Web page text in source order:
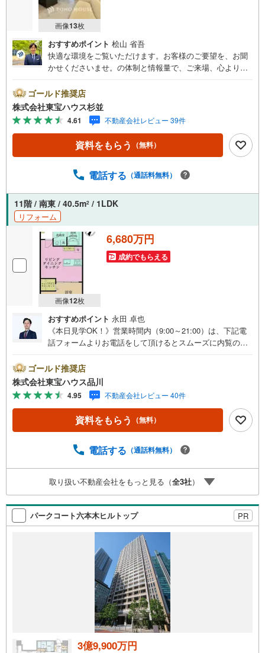
画像13枚
おすすめポイント 桧山 省吾
快適な環境をご覧いただけます。お客様のご要望を、お聞
かせくださいませ。の体制と情報量で、ご来場、心よりお
「未来カレンダー」のご提案。・ 未来に起こるであろうご
自宅リフォームをオンライン上でご提案「ミラカレクラ
ブ」。・ 不動産売却時、ご自宅を綺麗にかつ瀟洒にさせる
CG加工ホームステイジングサービス。・ 購入者様へ、税
理士による確定申告の無料セミナーをご招待いたします。
◆ご予約に際して◆日時のご希望をお伝えください。（も
（居住中物件）の手配が必要な場合がございますのでご容
案内が可能となりますのでお手数ですがご一報ください。
◆物件のご案内は◆弊社へのご来社、お客様宅へのお迎
え・最寄駅での待ち合わせ、物件周辺のコンビニ等でお待
ち合わせなど、ご希望をお伝えください。ご希望条件をお
伝え頂けましたら、ご見学希望物件以外の資料も用意して
参ります。もちろん他の物件も併せてご案内させていただ
きます。
ゴールド推奨店
株式会社東宝ハウス杉並
4.61 不動産会社レビュー 39件
資料をもらう （無料）
電話する （通話料無料）
11階 / 南東 / 40.5m2 / 1LDK
リフォーム
画像12枚
6,680万円
成約でもらえる
おすすめポイント 永田 卓也
《本日見学OK！》営業時間内（9:00～21:00）は、下記電
話フォームよりお電話をして頂けるとスムーズに内覧のご
hoo！ 不動産キャンペーン対象店舗】当店で物件を成約す
るとPayPayボーナスライトがもらえる「Yahoo！ 不動産
物件ご成約キャンペーン」の対象になります。「資料をも
らう」「見学予約をする」ボタンからお問い合わせくださ
い。※必ずYahoo！ JAPAN IDでログインしてください。※P
ayPayボーナスライトは出金と譲渡はできません。ご案
問い合わせも常時受け付けております！お気軽にお問い合
ゴールド推奨店
株式会社東宝ハウス品川
4.95 不動産会社レビュー 40件
資料をもらう （無料）
電話する （通話料無料）
取り扱い不動産会社をもっと見る（全3社）
パークコート六本木ヒルトップ PR
3億9,900万円